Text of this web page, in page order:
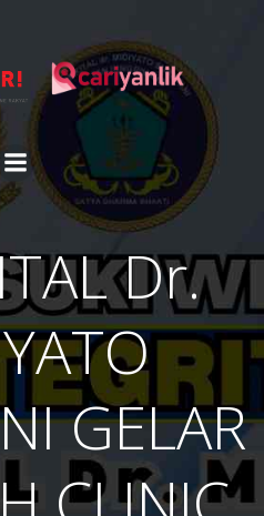
content
Dr.
GELAR